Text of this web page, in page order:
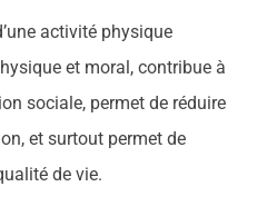
activité physique
et moral , contribue à
on sociale, permet de réduire
et surtout permet de
de vie.